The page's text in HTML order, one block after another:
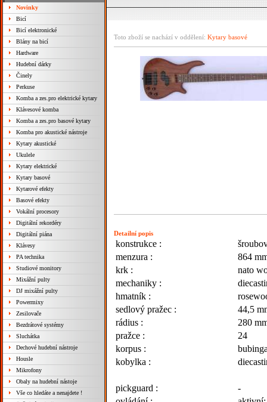
Novinky
Bicí
Bicí elektronické
Blány na bicí
Hardware
Hudební dárky
Činely
Perkuse
Komba a zes.pro elektrické kytary
Klávesové komba
Komba a zes.pro basové kytary
Komba pro akustické nástroje
Kytary akustické
Ukulele
Kytary elektrické
Kytary basové
Kytarové efekty
Basové efekty
Vokální procesory
Digitální rekordéry
Digitální piána
Klávesy
PA technika
Studiové monitory
Mixážní pulty
DJ mixážní pulty
Powermixy
Zesilovače
Bezdrátové systémy
Sluchátka
Dechové hudební nástroje
Housle
Mikrofony
Obaly na hudební nástoje
Vše co hledáte a nenajdete !
Toto zboží se nachází v oddělení: Kytary basové
Detailní popis
konstrukce :
menzura :
864
krk :
nato
mechaniky :
hmatník :
sedlový pražec :
44,5
rádius :
280
pražce :
24
korpus :
kobylka :
pickguard :
-